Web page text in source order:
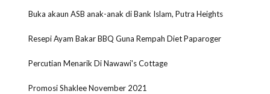
Buka akaun ASB anak-anak di Bank Islam, Putra Heights
Resepi Ayam Bakar BBQ Guna Rempah Diet Paparoger
Percutian Menarik Di Nawawi's Cottage
Promosi Shaklee November 2021